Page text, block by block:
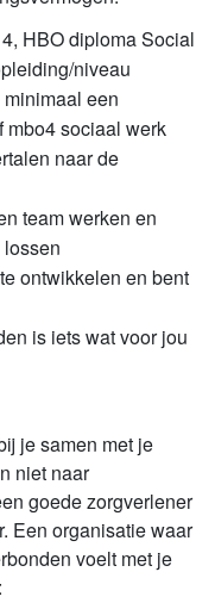
HBO diploma Social
niveau
een
mbo4 sociaal werk
naar de
team werken en
ontwikkelen en bent
is iets wat voor jou
je samen met je
niet naar
goede zorgverlener
Een organisatie waar
voelt met je